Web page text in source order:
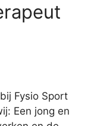
Fysio Sport
Een jong en